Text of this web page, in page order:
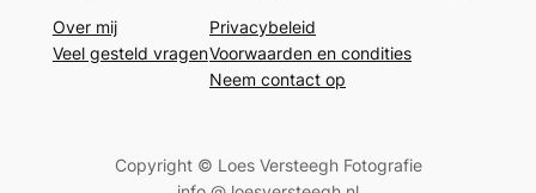
Over mij
Veel gesteld vragen
Privacybeleid
Voorwaarden en condities
Neem contact op
Copyright © Loes Versteegh Fotografie